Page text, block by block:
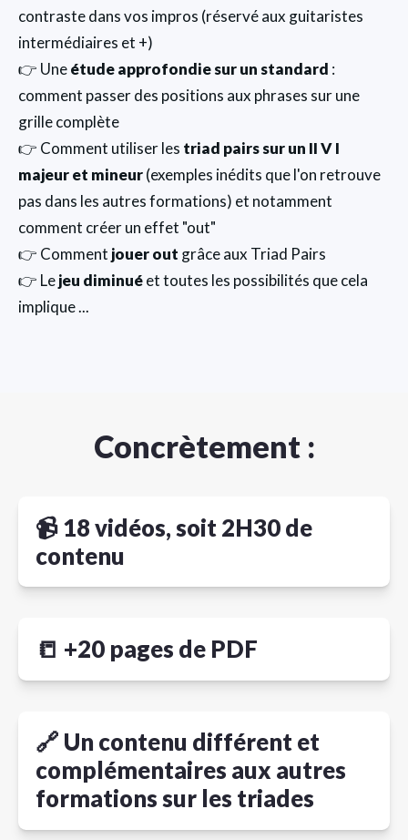
contraste dans vos impros (réservé aux guitaristes
intermédiaires et +)
👉 Uneétude approfondie sur un standard :
comment passer des positions aux phrases sur une
grille complète
👉 Comment utiliser les triad pairs sur un II V I
majeur et mineur(exemples inédits que l'on retrouve
pas dans les autres formations) et notamment
comment créer un effet "out"
👉 Comment jouer out grâce aux Triad Pairs
👉 Lejeu diminuéet toutes les possibilités que cela
implique ...
Concrètement :
📹 18 vidéos, soit 2H30 de
contenu
📒 +20 pages de PDF
🔗 Un contenu différent et
complémentaires aux autres
formations sur les triades